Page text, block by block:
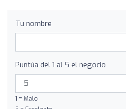
Tu nombre
Puntúa del 1 al 5 el negocio
1 = Malo